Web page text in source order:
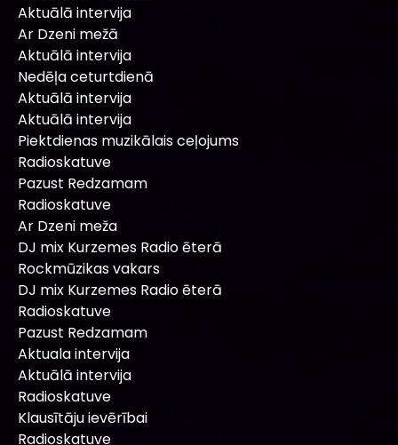
Aktuālā intervija
Ar Dzeni mežā
Aktuālā intervija
Nedēļa ceturtdienā
Aktuālā intervija
Aktuālā intervija
Piektdienas muzikālais ceļojums
Radioskatuve
Pazust Redzamam
Radioskatuve
Ar Dzeni meža
DJ mix Kurzemes Radio ēterā
Rockmūzikas vakars
DJ mix Kurzemes Radio ēterā
Radioskatuve
Pazust Redzamam
Aktuala intervija
Aktuālā intervija
Radioskatuve
Klausītāju ievērībai
Radioskatuve